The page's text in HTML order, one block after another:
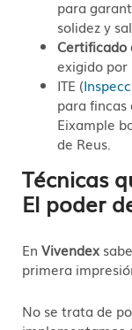
para
solidez y
Certificado
exigido
ITE (
para fincas
Eixample
de Reus
Técnicas
El poder
En Vivendex
primera
No se trata de